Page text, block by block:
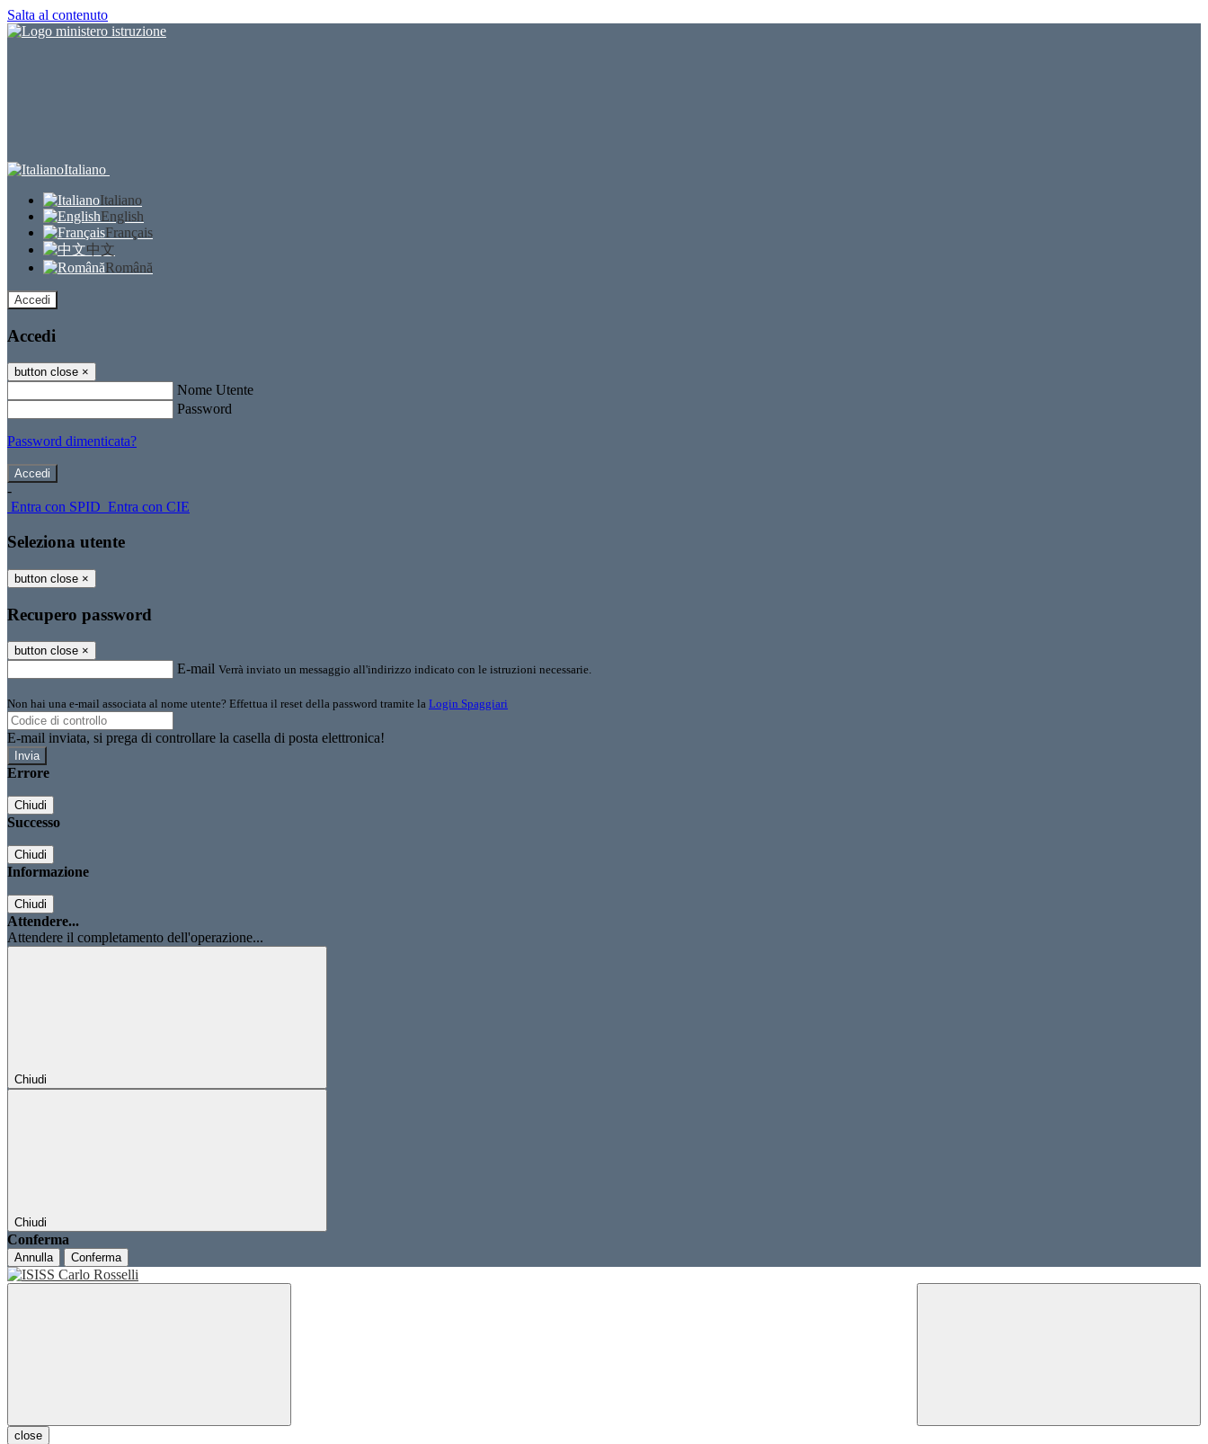
Salta al contenuto
Italiano
Italiano
English
Français
中文
Română
Accedi
Accedi
button close ×
Nome Utente
Password
Password dimenticata?
-
Entra con SPID Entra con CIE
Seleziona utente
button close ×
Recupero password
button close ×
E-mail Verrà inviato un messaggio all'indirizzo indicato con le istruzioni necessarie.
Non hai una e-mail associata al nome utente? Effettua il reset della password tramite la Login Spaggiari
E-mail inviata, si prega di controllare la casella di posta elettronica!
Errore
Chiudi
Successo
Chiudi
Informazione
Chiudi
Attendere...
Attendere il completamento dell'operazione...
Chiudi
Chiudi
Conferma
Annulla Conferma
close